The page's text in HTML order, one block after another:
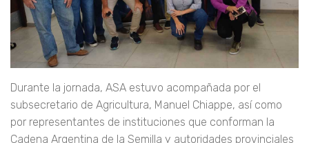
Durante la jornada, ASA estuvo acompañada por el
subsecretario de Agricultura, Manuel Chiappe, así como
por representantes de instituciones que conforman la
Cadena Argentina de la Semilla y autoridades provinciales